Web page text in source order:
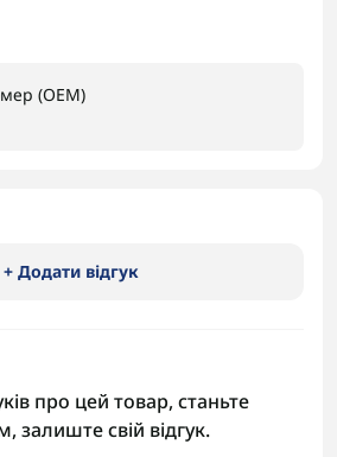
(OEM)
+ Додати відгук
про цей товар, станьте
залиште свій відгук.